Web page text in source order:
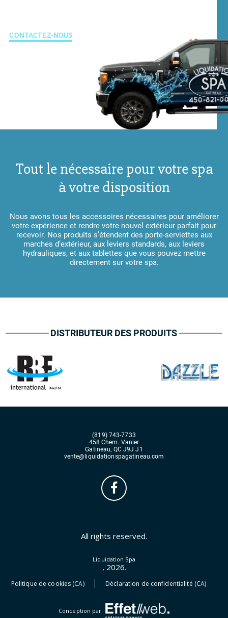
CONTACTEZ-NOUS
Tout le nécessaire pour votre spa
à votre disposition
Nous avons tous les accessoires nécessaires pour améliorer
votre expérience et rendre votre nouvel extérieur parfait pour
recevoir. Nos produits s’étendent des porte-serviettes aux
marches d’extérieur, aux leviers standards, aux leviers
hydrauliques, et aux tablettes que vous pouvez mettre
directement sur votre spa.
DISTRIBUTEUR DES PRODUITS
(819) 743-7733
458 Chem. Vanier
Gatineau, QC J9J J1
vente@liquidationspagatineau.com
All rights reserved.
Liquidation Spa
, 2026.
Politique de cookies (CA) Déclaration de confidentialité (CA)
Conception par